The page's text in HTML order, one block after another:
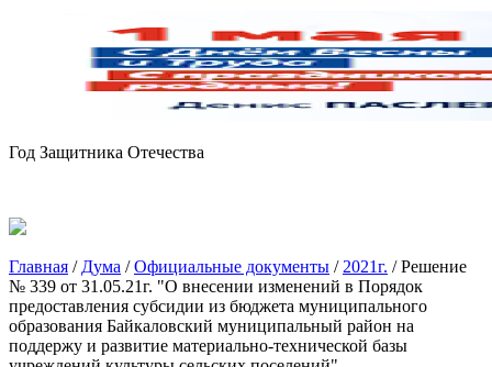
Год Защитника Отечества
Главная / Дума /Официальные документы / 2021г. /Решение
№ 339 от 31.05.21г. "О внесении изменений в Порядок
предоставления субсидии из бюджета муниципального
образования Байкаловский муниципальный район на
поддержу и развитие материально-технической базы